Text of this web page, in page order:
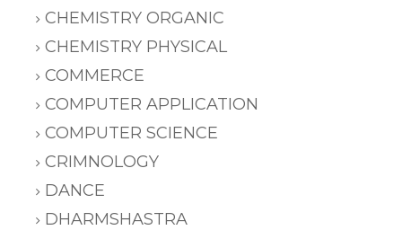
CHEMISTRY ORGANIC
CHEMISTRY PHYSICAL
COMMERCE
COMPUTER APPLICATION
COMPUTER SCIENCE
CRIMNOLOGY
DANCE
DHARMSHASTRA